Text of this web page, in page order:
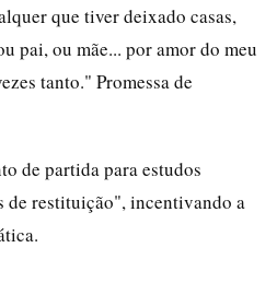
que tiver deixado casas,
pai, ou mãe... por amor do meu
tanto." Promessa de
de partida para estudos
restituição", incentivando a